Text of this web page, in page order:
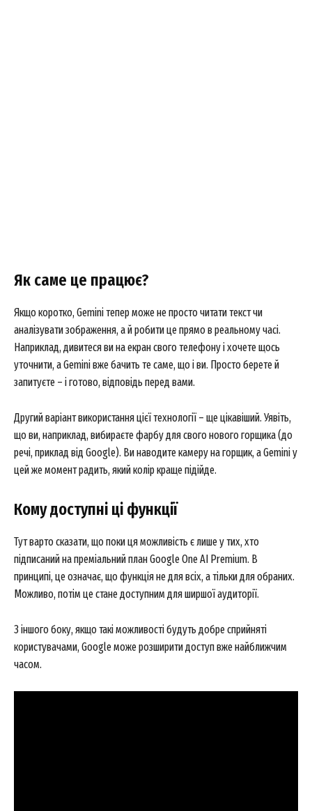
Як саме це працює?
Якщо коротко, Gemini тепер може не просто читати текст чи
аналізувати зображення, а й робити це прямо в реальному часі.
Наприклад, дивитеся ви на екран свого телефону і хочете щось
уточнити, а Gemini вже бачить те саме, що і ви. Просто берете й
запитуєте – і готово, відповідь перед вами.
Другий варіант використання цієї технології – ще цікавіший. Уявіть,
що ви, наприклад, вибираєте фарбу для свого нового горщика (до
речі, приклад від Google). Ви наводите камеру на горщик, а Gemini у
цей же момент радить, який колір краще підійде.
Кому доступні ці функції
Тут варто сказати, що поки ця можливість є лише у тих, хто
підписаний на преміальний план Google One AI Premium. В
принципі, це означає, що функція не для всіх, а тільки для обраних.
Можливо, потім це стане доступним для ширшої аудиторії.
З іншого боку, якщо такі можливості будуть добре сприйняті
користувачами, Google може розширити доступ вже найближчим
часом.